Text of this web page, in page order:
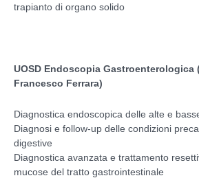
trapianto di organo solido
UOSD Endoscopia Gastroenterologica
Francesco Ferrara)
Diagnostica endoscopica delle alte e
Diagnosi e follow-up delle condizioni
digestive
Diagnostica avanzata e trattamento
mucose del tratto gastrointestinale